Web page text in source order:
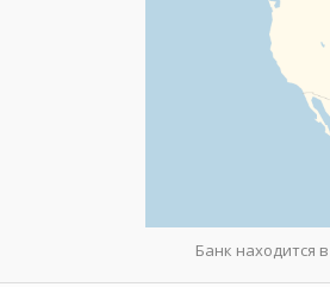
Банк находится